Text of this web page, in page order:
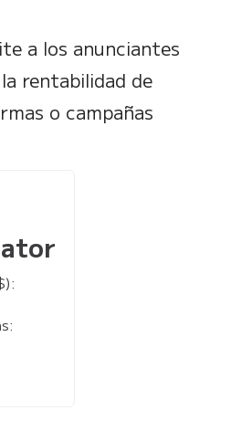
a los anunciantes
rentabilidad de
o campañas